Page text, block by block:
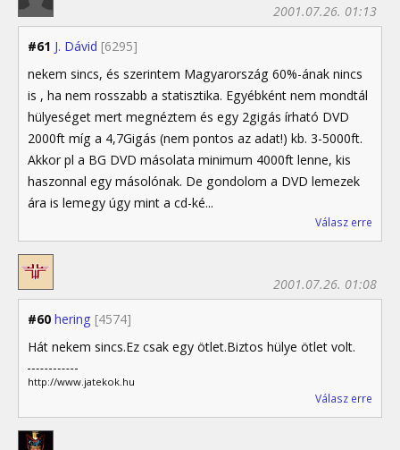
#61 J. Dávid [6295]
2001.07.26. 01:13
nekem sincs, és szerintem Magyarország 60%-ának nincs
is , ha nem rosszabb a statisztika. Egyébként nem mondtál
hülyeséget mert megnéztem és egy 2gigás írható DVD
2000ft míg a 4,7Gigás (nem pontos az adat!) kb. 3-5000ft.
Akkor pl a BG DVD másolata minimum 4000ft lenne, kis
haszonnal egy másolónak. De gondolom a DVD lemezek
ára is lemegy úgy mint a cd-ké...
Válasz erre
#60 hering [4574]
2001.07.26. 01:08
Hát nekem sincs.Ez csak egy ötlet.Biztos hülye ötlet volt.
http://www.jatekok.hu
Válasz erre